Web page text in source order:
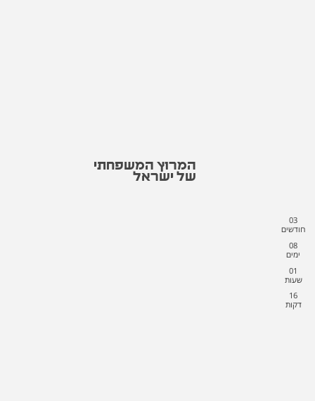
המרוץ המשפחתי
של ישראל
03
חודשים
08
ימים
01
שעות
16
דקות